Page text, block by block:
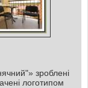
зроблені
логотипом